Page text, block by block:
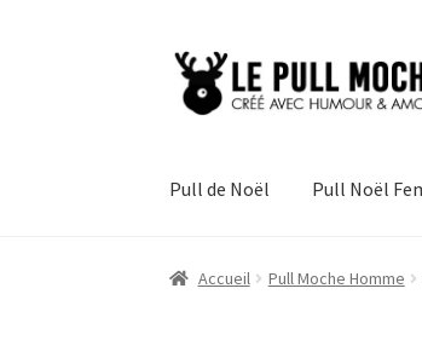
Aller
Aller
au
Pull de Noël Pull Noël
Accueil Pull Moche Homme